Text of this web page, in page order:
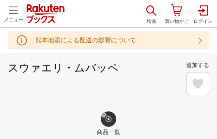
メニュー
熊本地震による配送の影響について
スウァエリ・ムバッペ 追加する
商品一覧